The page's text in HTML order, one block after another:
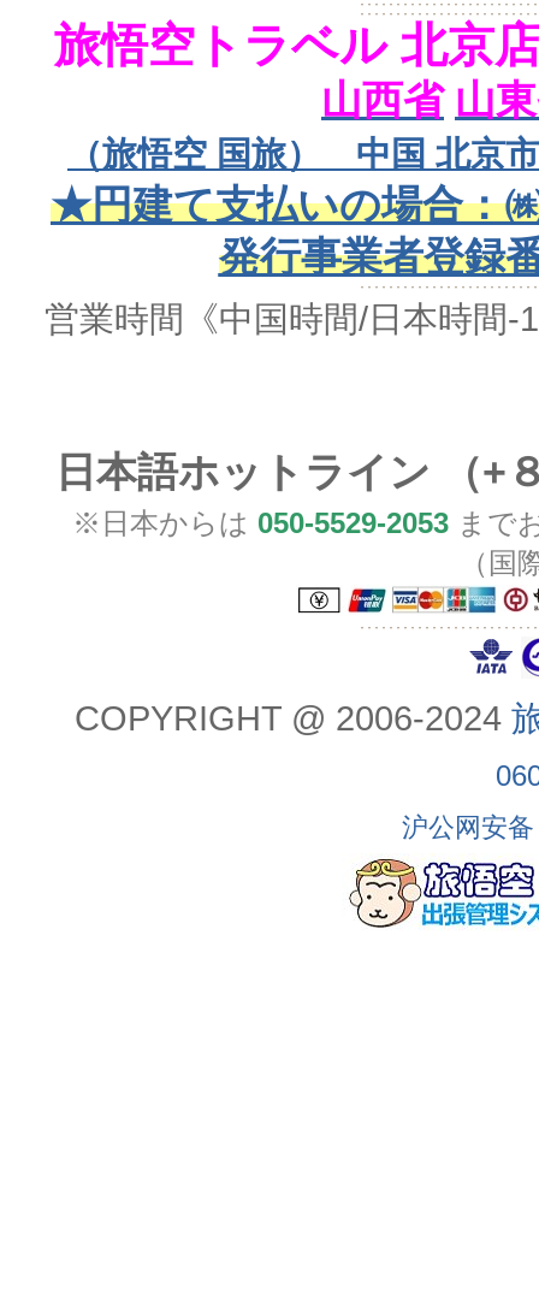
旅悟空トラベル 北京
山西省 山
（旅悟空 国旅） 中国 北京
★円建て支払いの場合：
発行事業者登録
営業時間 《中国時間/日本時間-
日本語ホットライン （+
※日本からは 050-5529-2053 まで
（国
COPYRIGHT @ 2006-2024
沪公网安